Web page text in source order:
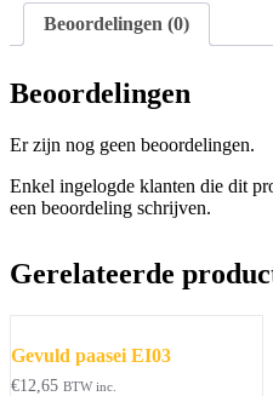
Beoordelingen (0)
Beoordelingen
Er zijn nog geen beoordelingen.
Enkel ingelogde klanten die dit
een beoordeling schrijven.
Gerelateerde
Gevuld paasei EI03
€12,65 BTW inc.